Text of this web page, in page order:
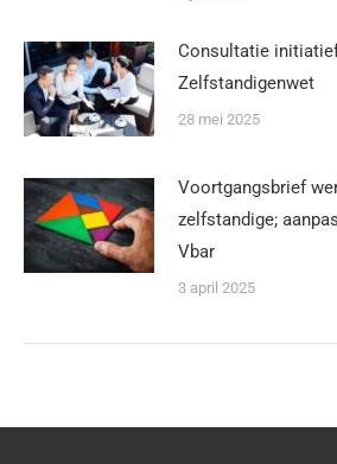
Consultatie
Zelfstandigenwet
28 mei 2025
Voortgangsbrief
zelfstandige;
Vbar
3 april 2025